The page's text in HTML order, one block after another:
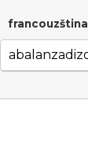
francouzština